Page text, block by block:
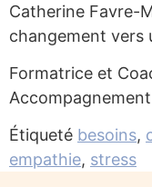
Catherine Favre-
changement vers
Formatrice et
Accompagnement
Étiqueté besoins,
empathie, stress